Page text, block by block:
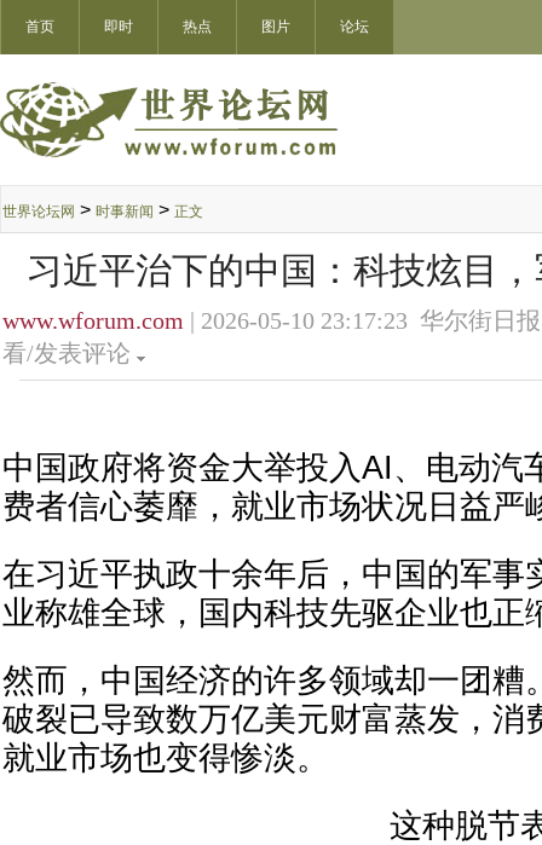
首页 即时 热点 图片 论坛
世界论坛网 > 时事新闻 > 正文
习近平治下的中国：科技炫目
www.wforum.com | 2026-05-10 23:17:23 华尔街日
看/发表评论
中国政府将资金大举投入AI、电动汽
费者信心萎靡，就业市场状况日益严
在习近平执政十余年后，中国的军事
业称雄全球，国内科技先驱企业也正
然而，中国经济的许多领域却一团糟
破裂已导致数万亿美元财富蒸发，消
就业市场也变得惨淡。
这种脱节